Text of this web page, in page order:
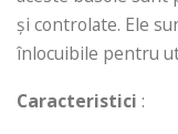
și controlate. Ele
înlocuibile pentru
Caracteristici :